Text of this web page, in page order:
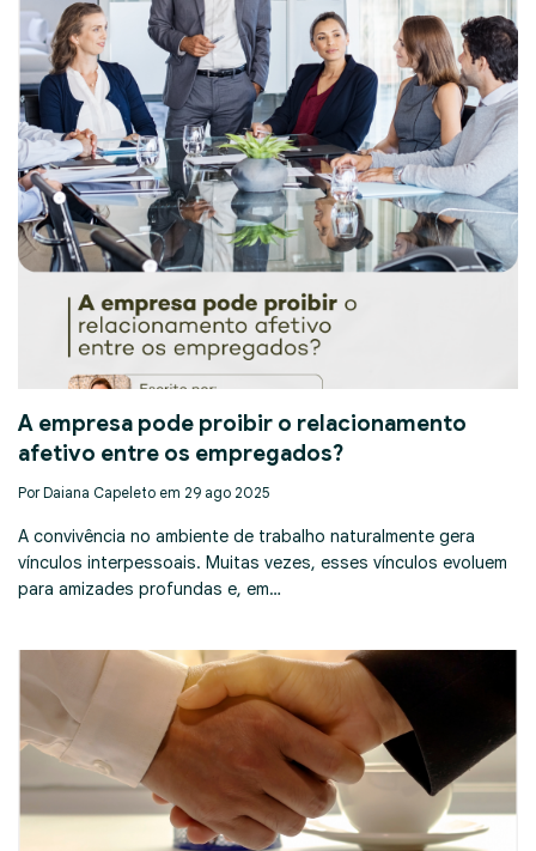
A empresa pode proibir o relacionamento
afetivo entre os empregados?
Por Daiana Capeleto em 29 ago 2025
A convivência no ambiente de trabalho naturalmente gera
vínculos interpessoais. Muitas vezes, esses vínculos evoluem
para amizades profundas e, em…